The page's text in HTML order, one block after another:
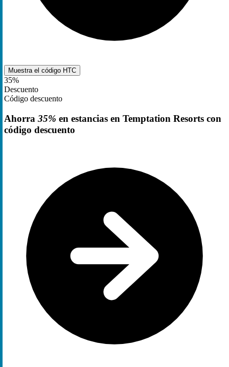
Muestra el código HTC
35%
Descuento
Código descuento
Ahorra 35% en estancias en Temptation Resorts con
código descuento